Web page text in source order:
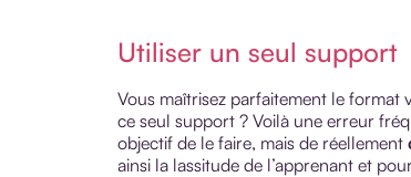
Utiliser un seul support
Vous maîtrisez parfaitement le format
ce seul support ? Voilà une erreur
objectif de le faire, mais de réellement
ainsi la lassitude de l’apprenant et